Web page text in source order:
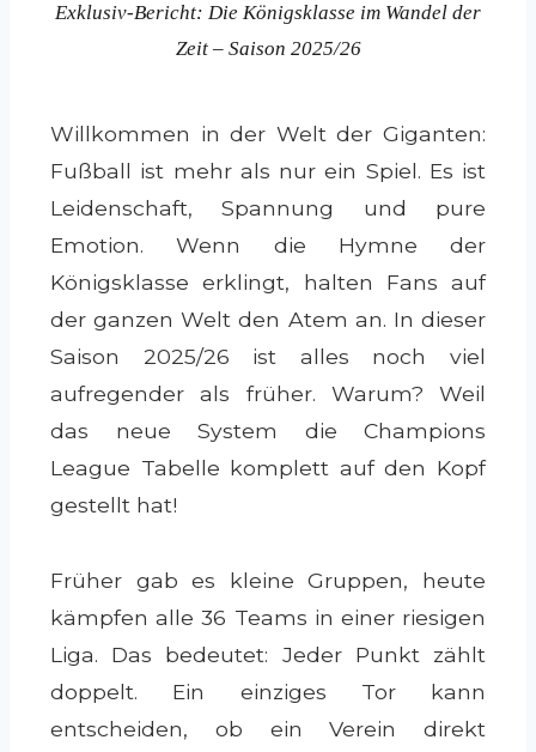
Exklusiv-Bericht: Die Königsklasse im Wandel der
Zeit – Saison 2025/26
Willkommen in der Welt der Giganten:
Fußball ist mehr als nur ein Spiel. Es ist
Leidenschaft, Spannung und pure
Emotion. Wenn die Hymne der
Königsklasse erklingt, halten Fans auf
der ganzen Welt den Atem an. In dieser
Saison 2025/26 ist alles noch viel
aufregender als früher. Warum? Weil
das neue System die Champions
League Tabelle komplett auf den Kopf
gestellt hat!
Früher gab es kleine Gruppen, heute
kämpfen alle 36 Teams in einer riesigen
Liga. Das bedeutet: Jeder Punkt zählt
doppelt. Ein einziges Tor kann
entscheiden, ob ein Verein direkt